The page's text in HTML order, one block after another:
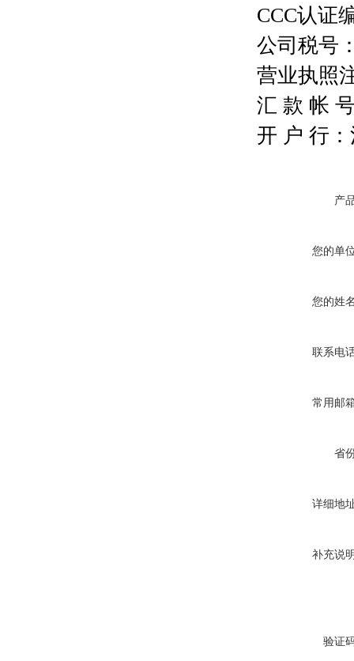
CCC认证
公司税号
营业执照
汇 款 帐
开 户 行
产
您的单
您的姓
联系电
常用邮
省
详细地
补充说
验证